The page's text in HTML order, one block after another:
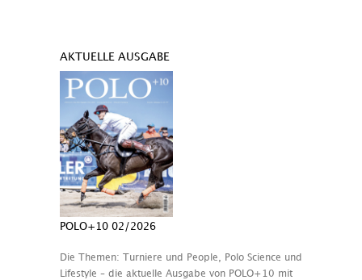
AKTUELLE AUSGABE
POLO+10 02/2026
Die Themen: Turniere und People, Polo Science und
Lifestyle – die aktuelle Ausgabe von POLO+10 mit